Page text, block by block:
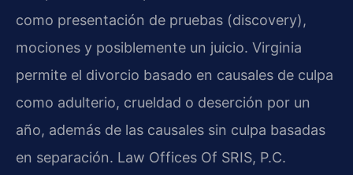
como presentación de pruebas (discovery),
mociones y posiblemente un juicio. Virginia
permite el divorcio basado en causales de culpa
como adulterio, crueldad o deserción por un
año, además de las causales sin culpa basadas
en separación. Law Offices Of SRIS, P.C.